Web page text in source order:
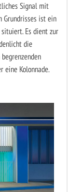
Signal mit
Grundrisses ist ein
Es dient zur
die
eine Kolonnade.